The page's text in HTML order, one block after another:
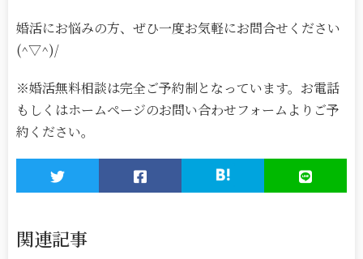
婚活にお悩みの方、ぜひ一度お気軽にお問合せください
(^▽^)/
※婚活無料相談は完全ご予約制となっています。お電話
もしくはホームページのお問い合わせフォームよりご予
約ください。
関連記事